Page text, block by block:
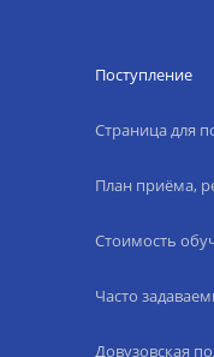
Поступление
Страница для
План приёма,
Стоимость
Часто
Довузовская